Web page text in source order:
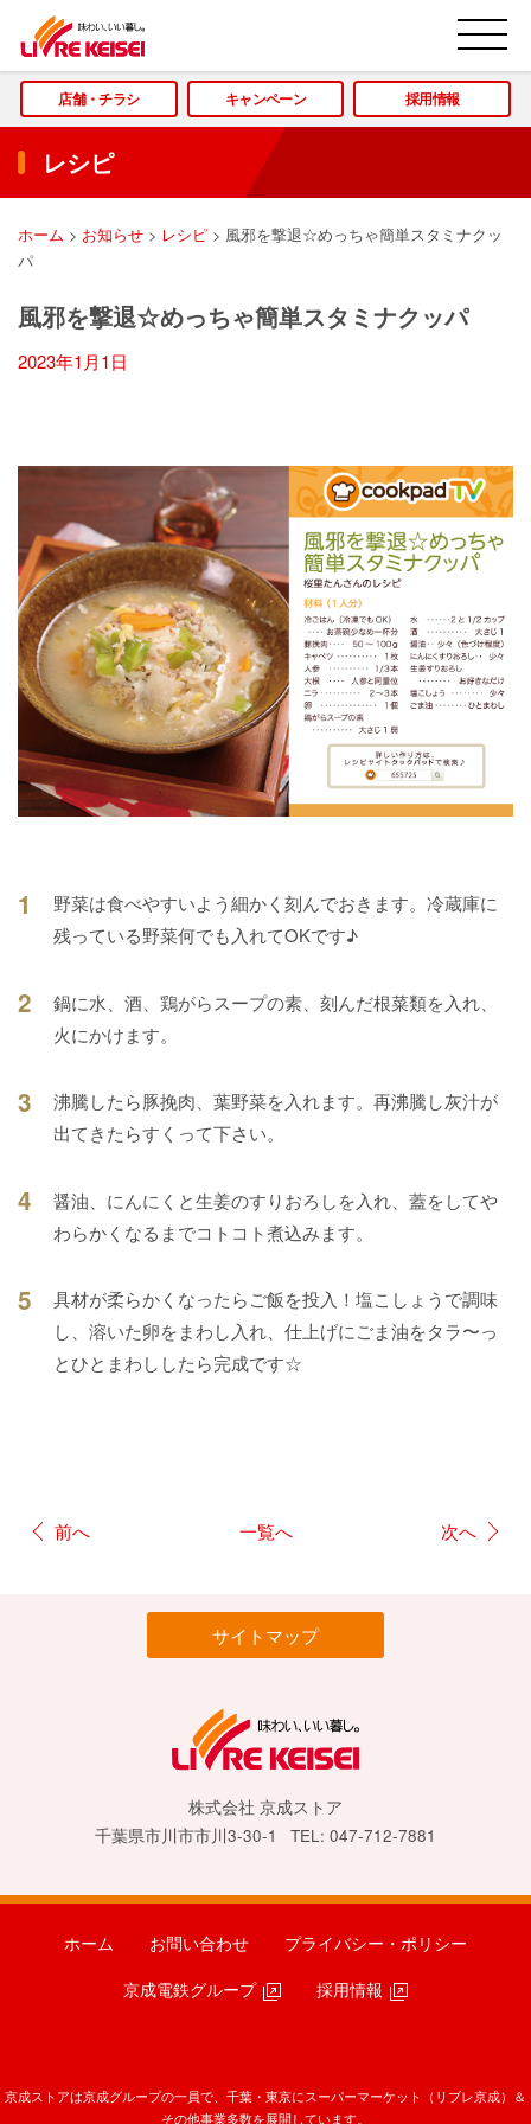
店舗・チラシ キャンペーン 採用情報
レシピ
ホーム > お知らせ > レシピ > 風邪を撃退☆めっちゃ簡単スタミナクッ
パ
風邪を撃退☆めっちゃ簡単スタミナクッパ
2023年1月1日
1
野菜は食べやすいよう細かく刻んでおきます。冷蔵庫に
残っている野菜何でも入れてOKです♪
2
鍋に水、酒、鶏がらスープの素、刻んだ根菜類を入れ、
火にかけます。
3
沸騰したら豚挽肉、葉野菜を入れます。再沸騰し灰汁が
出てきたらすくって下さい。
4
醤油、にんにくと生姜のすりおろしを入れ、蓋をしてや
わらかくなるまでコトコト煮込みます。
5
具材が柔らかくなったらご飯を投入！塩こしょうで調味
し、溶いた卵をまわし入れ、仕上げにごま油をタラ〜っ
とひとまわししたら完成です☆
前へ 一覧へ 次へ
サイトマップ
株式会社 京成ストア
千葉県市川市市川3-30-1
TEL: 047-712-7881
ホーム お問い合わせ プライバシー・ポリシー
京成電鉄グループ 採用情報
京成ストアは京成グループの一員で、千葉・東京にスーパーマーケット（リブレ京成）＆
その他事業多数を展開しています。